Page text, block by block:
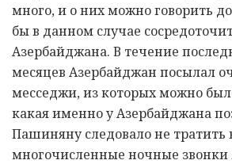
много, и о них можно говорить
бы в данном случае
Азербайджана. В течение
месяцев Азербайджан посылал
месседжи, из которых можно
какая именно у Азербайджана
Пашиняну следовало не тратить
многочисленные ночные